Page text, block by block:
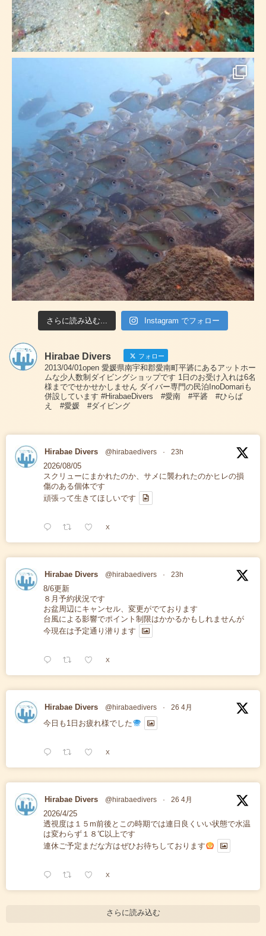
さらに読み込む... Instagram でフォロー
Hirabae Divers フォロー
2013/04/01open 愛媛県南宇和郡愛南町平碆にあるアットホー
ムな少人数制ダイビングショップです 1日のお受け入れは6名
様まででせかせかしません ダイバー専門の民泊InoDomariも
併設しています #HirabaeDivers #愛南 #平碆 #ひらば
え #愛媛 #ダイビング
Hirabae Divers @hirabaedivers · 23h
2026/08/05
スクリューにまかれたのか、サメに襲われたのかヒレの損
傷のある個体です
頑張って生きてほしいです
X
Hirabae Divers @hirabaedivers · 23h
8/6更新
８月予約状況です
お盆周辺にキャンセル、変更がでております
台風による影響でポイント制限はかかるかもしれませんが
今現在は予定通り潜ります
X
Hirabae Divers @hirabaedivers · 26 4月
今日も1日お疲れ様でした
X
Hirabae Divers @hirabaedivers · 26 4月
2026/4/25
透視度は１５m前後とこの時期では連日良くいい状態で水温
は変わらず１８℃以上です
連休ご予定まだな方はぜひお待ちしております
X
さらに読み込む